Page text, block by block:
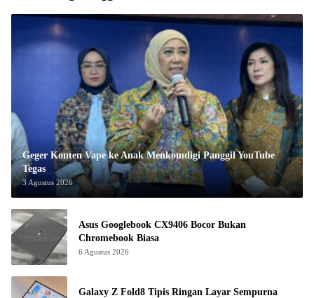
Geger Konten Vape ke Anak Menkomdigi Panggil YouTube
Tegas
3 Agustus 2026
Asus Googlebook CX9406 Bocor Bukan
Chromebook Biasa
6 Agustus 2026
Galaxy Z Fold8 Tipis Ringan Layar Sempurna